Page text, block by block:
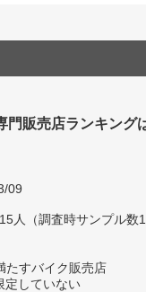
門販売店ランキング
09
人（調査時サンプル数
たすバイク販売店
定していない